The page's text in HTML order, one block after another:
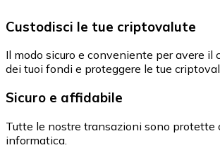
Custodisci le tue criptovalute
Il modo sicuro e conveniente per avere il
dei tuoi fondi e proteggere le tue
Sicuro e affidabile
Tutte le nostre transazioni sono protette
informatica.